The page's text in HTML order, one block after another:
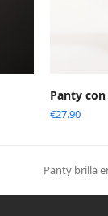
Panty
€27.90
next
post:
Panty brilla